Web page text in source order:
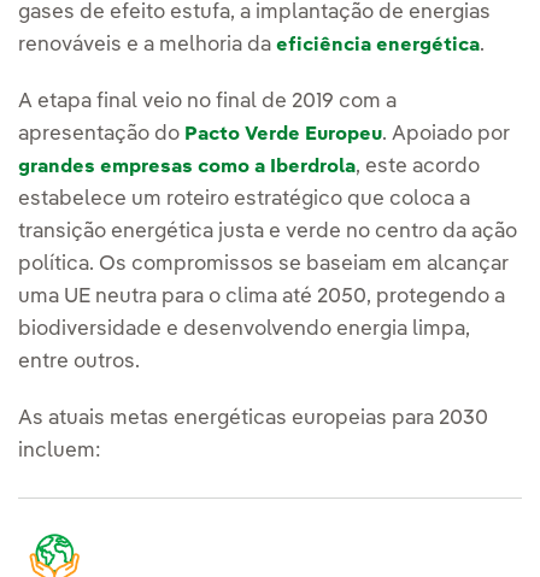
gases de efeito estufa, a implantação de energias
renováveis e a melhoria da eficiência energética.
A etapa final veio no final de 2019 com a
apresentação do Pacto Verde Europeu. Apoiado por
grandes empresas como a Iberdrola, este acordo
estabelece um roteiro estratégico que coloca a
transição energética justa e verde no centro da ação
política. Os compromissos se baseiam em alcançar
uma UE neutra para o clima até 2050, protegendo a
biodiversidade e desenvolvendo energia limpa,
entre outros.
As atuais metas energéticas europeias para 2030
incluem: